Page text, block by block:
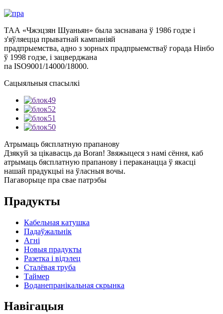
ТАА «Чжэцзян Шуаньян» была заснавана ў 1986 годзе і
з'яўляецца прыватнай кампаніяй
прадпрыемства, адно з зорных прадпрыемстваў горада Нінбо
ў 1998 годзе, і зацверджана
па ISO9001/14000/18000.
Сацыяльныя спасылкі
Атрымаць бясплатную прапанову
Дзякуй за цікавасць да Boran! Звяжыцеся з намі сёння, каб
атрымаць бясплатную прапанову і пераканацца ў якасці
нашай прадукцыі на ўласныя вочы.
Пагаворыце пра свае патрэбы
Прадукты
Кабельная катушка
Падаўжальнік
Агні
Новыя прадукты
Разетка і відэлец
Сталёвая труба
Таймер
Воданепранікальная скрынка
Навігацыя